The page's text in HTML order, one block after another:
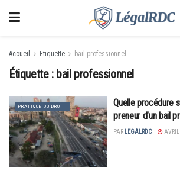
Accueil Etiquette bail professionnel
Étiquette : bail professionnel
PRATIQUE DU DROIT
Quelle procédure
preneur d’un bail
PAR LEGALRDC AVRIL